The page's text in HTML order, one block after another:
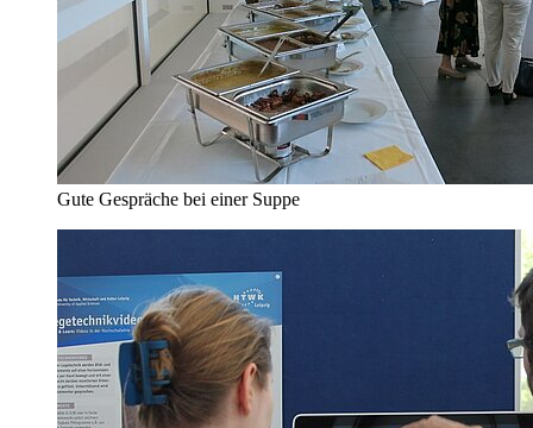
Gute Gespräche bei einer Suppe